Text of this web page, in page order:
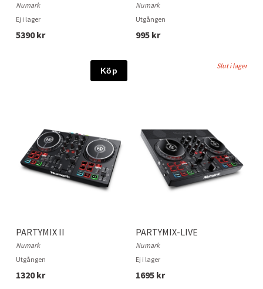
Numark
Ej i lager
5390 kr
Köp
Numark
Utgången
995 kr
Slut i lager
PARTYMIX II
Numark
Utgången
1320 kr
PARTYMIX-LIVE
Numark
Ej i lager
1695 kr